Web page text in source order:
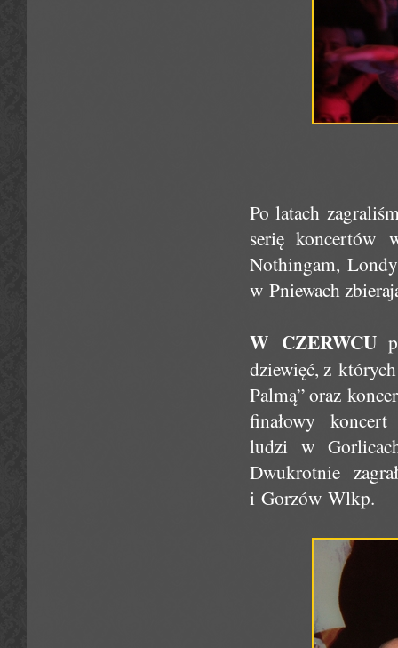
Po latach
serię
Nothingam,
w Pniewach
W CZERWCU
dziewięć, z
Palmą” oraz
finałowy
ludzi w
Dwukrotnie
i Gorzów Wlkp.